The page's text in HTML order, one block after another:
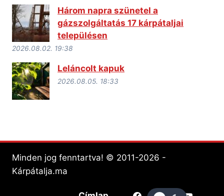
Három napra szünetel a
gázszolgáltatás 17 kárpátaljai
településen
2026.08.02. 19:38
Leláncolt kapuk
2026.08.05. 18:33
Minden jog fenntartva! © 2011-2026 -
Kárpátalja.ma